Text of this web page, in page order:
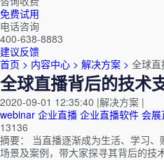
免费试用
电话咨询
400-638-8883
建议反馈
首页 > 内容中心 > 解决方案 > 全球直
全球直播背后的技术
2020-09-01 12:35:40 |解决方案 |
webinar 企业直播 企业直播软件 会展
13136
摘要：
当直播逐渐成为生活、学习
场景及案例，带大家探寻其背后的技